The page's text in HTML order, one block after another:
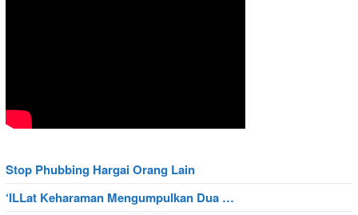
Stop Phubbing Hargai Orang Lain
‘ILLat Keharaman Mengumpulkan Dua …